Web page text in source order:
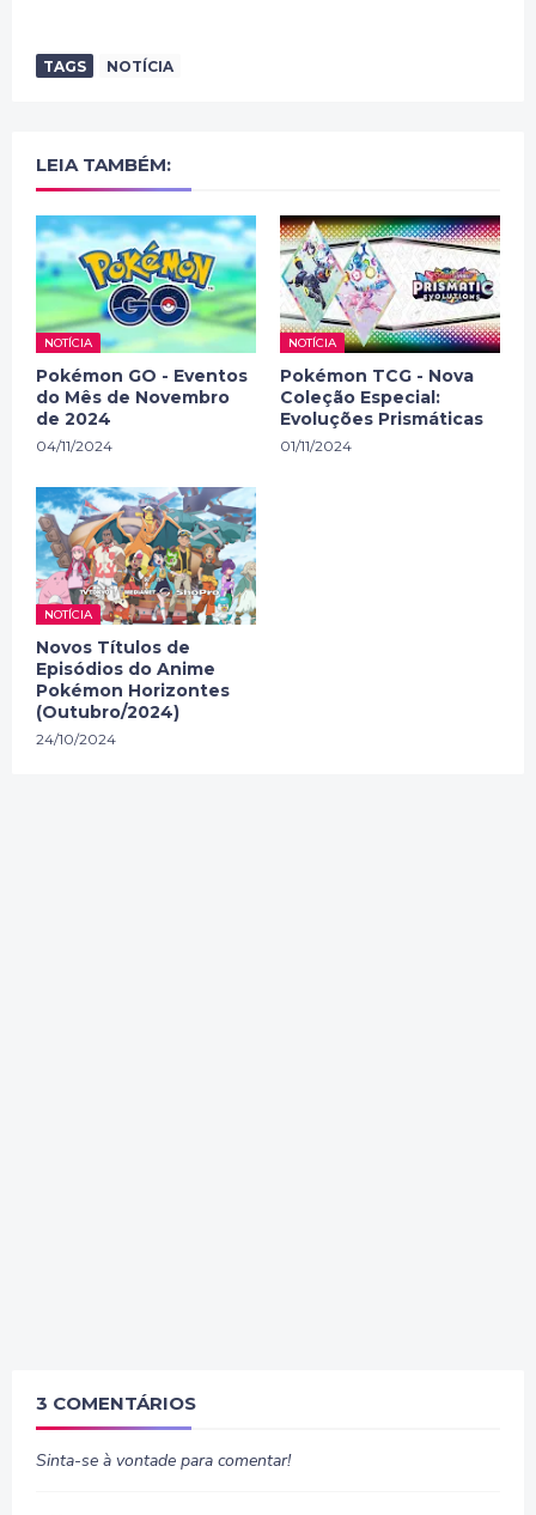
TAGS NOTÍCIA
LEIA TAMBÉM:
NOTÍCIA
Pokémon GO - Eventos
do Mês de Novembro
de 2024
04/11/2024
NOTÍCIA
Pokémon TCG - Nova
Coleção Especial:
Evoluções Prismáticas
01/11/2024
NOTÍCIA
Novos Títulos de
Episódios do Anime
Pokémon Horizontes
(Outubro/2024)
24/10/2024
3 COMENTÁRIOS
Sinta-se à vontade para comentar!